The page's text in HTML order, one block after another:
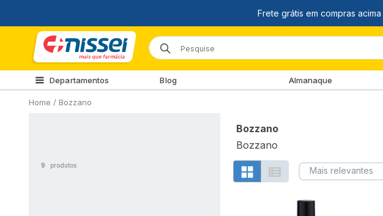
Departamentos Blog Almanaque
Home / Bozzano
9 produtos
Bozzano
Bozzano